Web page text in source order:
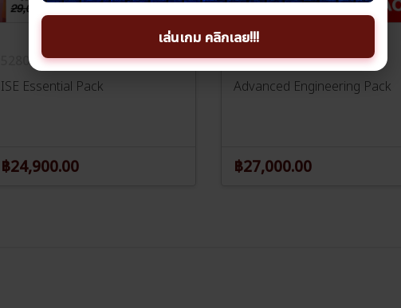
favorite_border
5280-S01L
ISE Essential Pack
฿24,900.00
5709
Advanced Engineering Pack
฿27,000.00
เล่นเกม คลิกเลย!!!